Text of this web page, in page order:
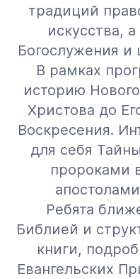
традиций
искусства,
Богослужения и
В рамках
историю
Христова до
Воскресения.
для себя
пророками
Ребята
Библией и
книги,
Евангельских